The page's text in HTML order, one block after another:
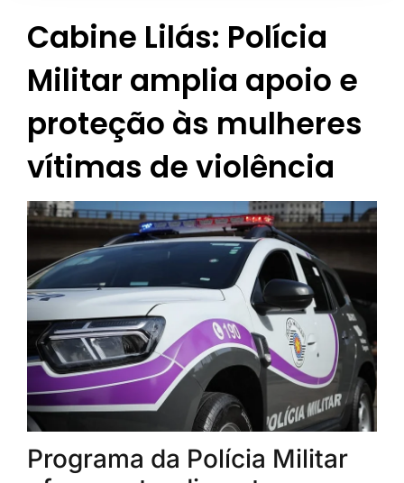
Cabine Lilás: Polícia
Militar amplia apoio e
proteção às mulheres
vítimas de violência
Programa da Polícia Militar